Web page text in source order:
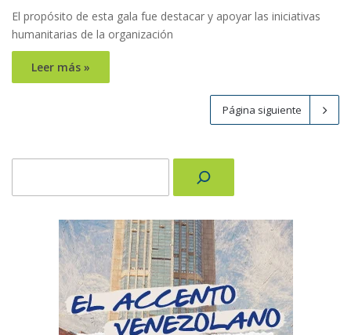
El propósito de esta gala fue destacar y apoyar las iniciativas
humanitarias de la organización
Leer más »
Página siguiente